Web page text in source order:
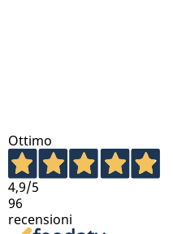
Ottimo
4,9/5
96
recensioni